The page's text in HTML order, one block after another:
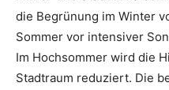
die Begrünung im Winter
Sommer vor intensiver
Im Hochsommer wird die
Stadtraum reduziert. Die